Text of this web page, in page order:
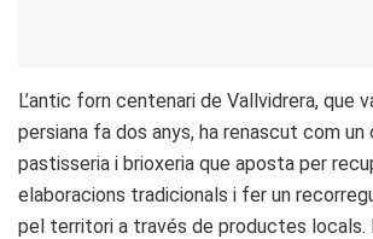
L’antic forn centenari de Vallvidrera, que
persiana fa dos anys, ha renascut com un
pastisseria i brioxeria que aposta per
elaboracions tradicionals i fer un
pel territori a través de productes locals.